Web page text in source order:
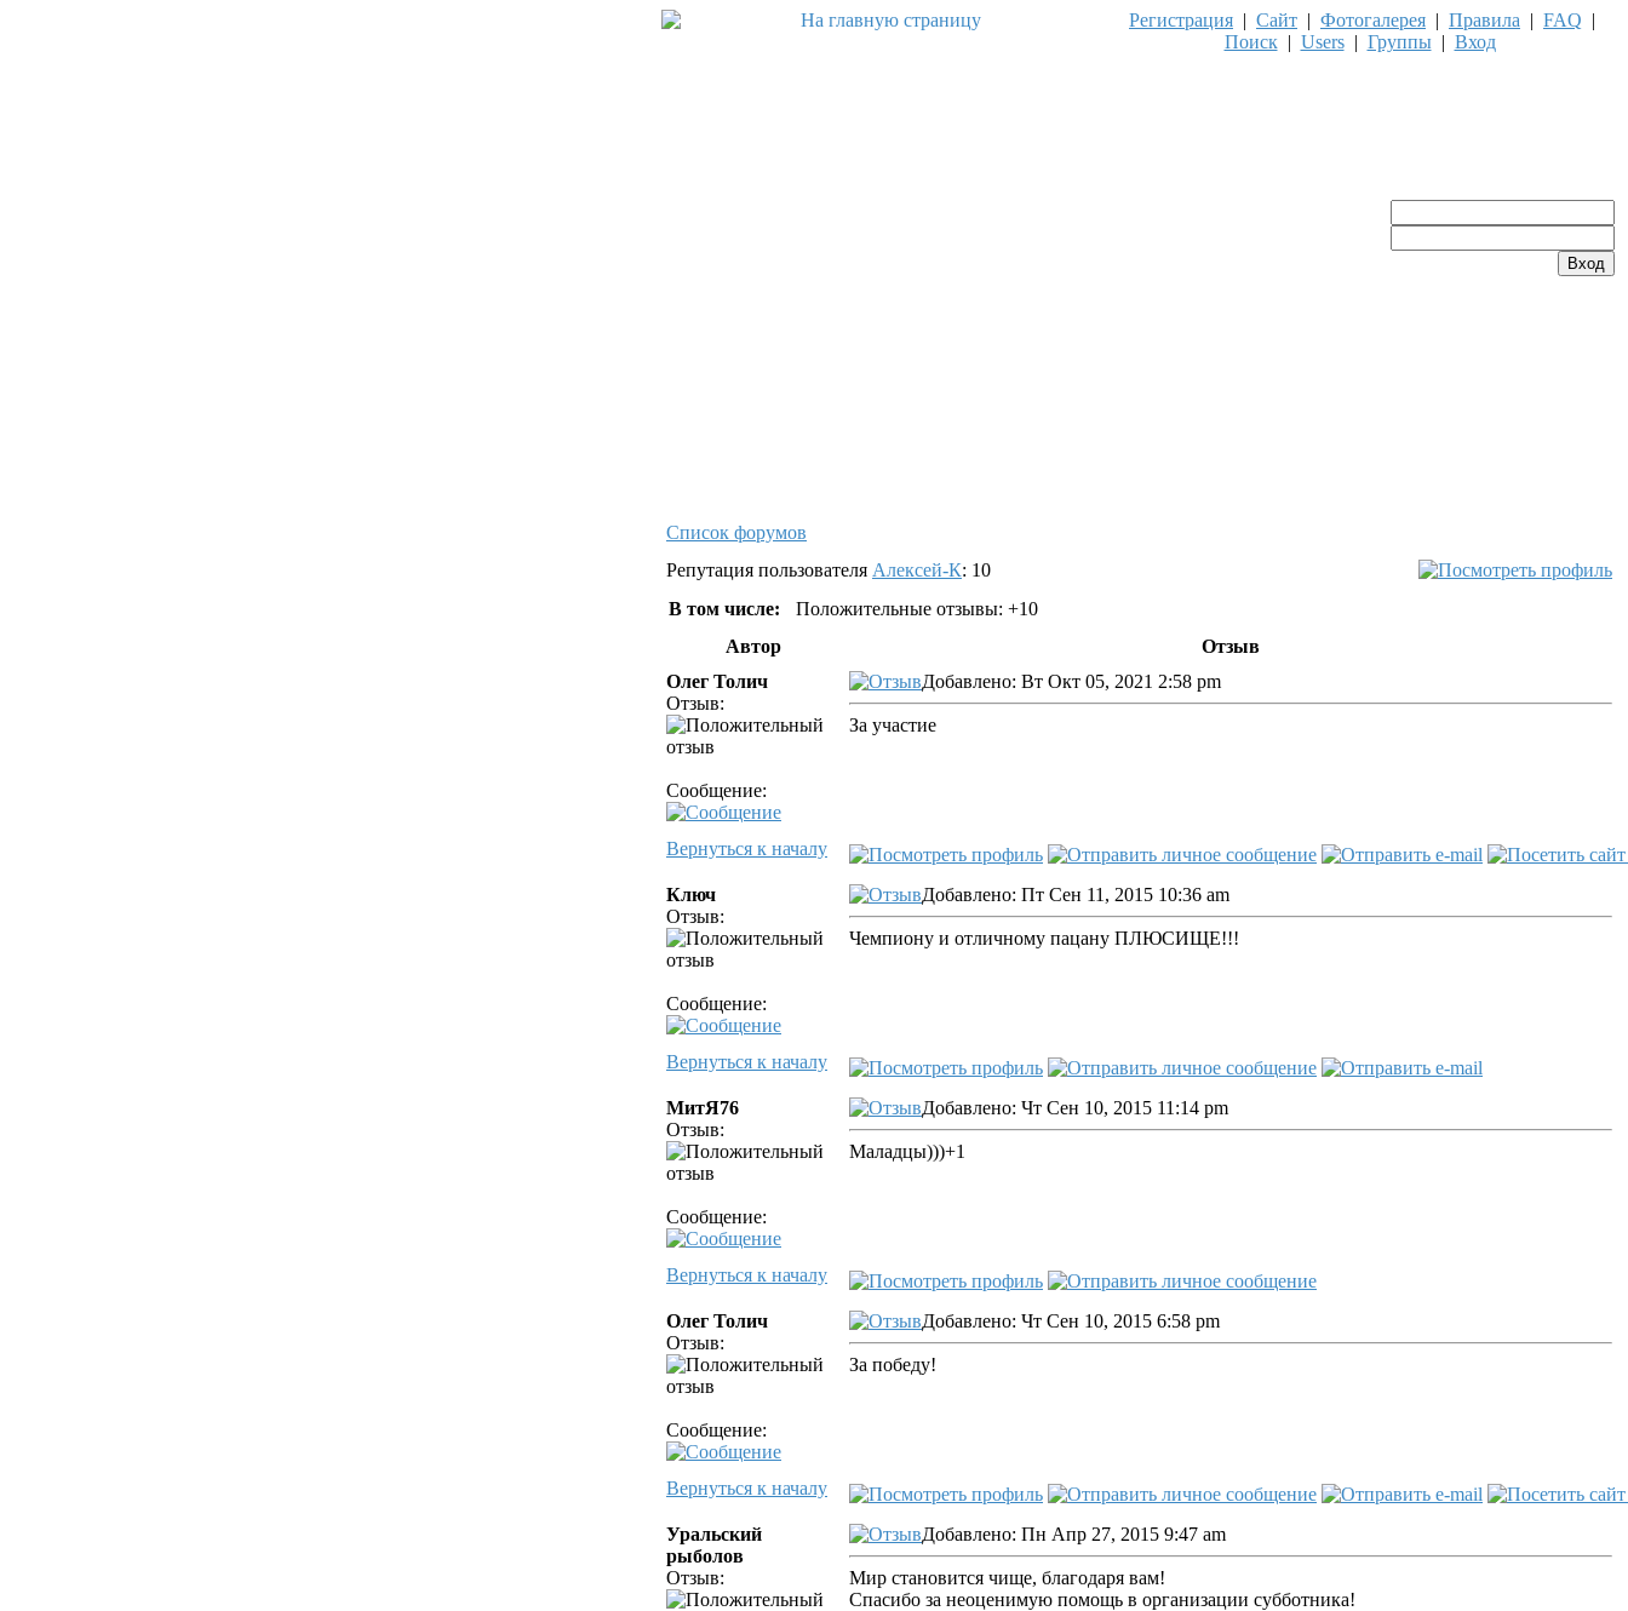
Регистрация | Сайт | Фотогалерея | Правила | FAQ |
Поиск| Users| Группы| Вход
Список форумов
Репутация пользователя Алексей-К: 10
В том числе:
Положительные отзывы: +10
Автор
Отзыв
Олег Толич
Отзыв:
Сообщение:
Добавлено: Вт Окт 05, 2021 2:58 pm
За участие
Вернуться к началу
Ключ
Отзыв:
Сообщение:
Добавлено: Пт Сен 11, 2015 10:36 am
Чемпиону и отличному пацану ПЛЮСИЩЕ!!!
Вернуться к началу
МитЯ76
Отзыв:
Сообщение:
Добавлено: Чт Сен 10, 2015 11:14 pm
Маладцы)))+1
Вернуться к началу
Олег Толич
Отзыв:
Сообщение:
Добавлено: Чт Сен 10, 2015 6:58 pm
За победу!
Вернуться к началу
Уральский
рыболов
Отзыв:
Добавлено: Пн Апр 27, 2015 9:47 am
Мир становится чище, благодаря вам!
Спасибо за неоценимую помощь в организации субботника!